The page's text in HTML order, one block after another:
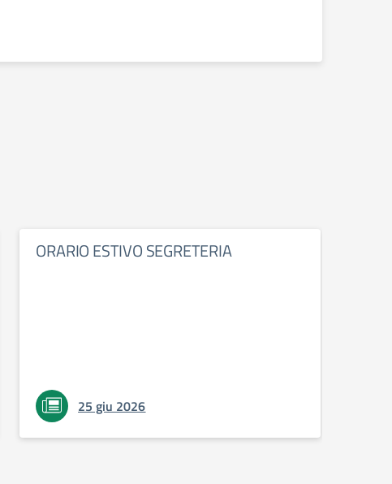
ORARIO ESTIVO SEGRETERIA
25 giu 2026